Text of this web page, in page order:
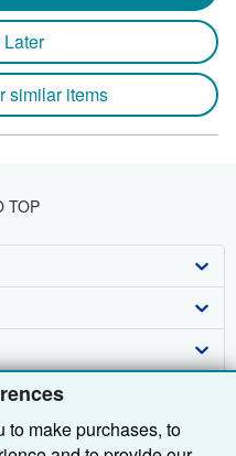
to make purchases, to
similar items
TOP